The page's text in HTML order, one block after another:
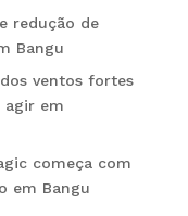
redução de
Bangu
ventos fortes
agir em
começa com
em Bangu